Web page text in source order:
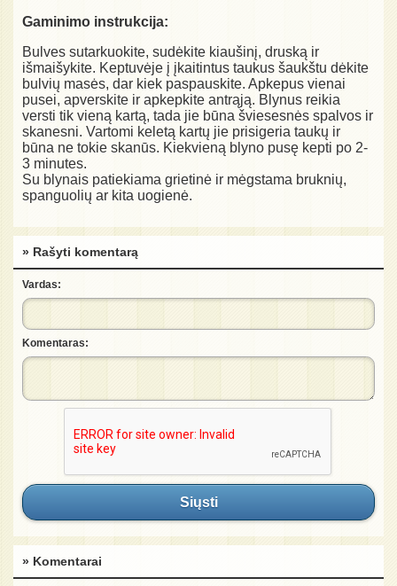
Gaminimo instrukcija:
Bulves sutarkuokite, sudėkite kiaušinį, druską ir
išmaišykite. Keptuvėje į įkaitintus taukus šaukštu dėkite
bulvių masės, dar kiek paspauskite. Apkepus vienai
pusei, apverskite ir apkepkite antrąją. Blynus reikia
versti tik vieną kartą, tada jie būna šviesesnės spalvos ir
skanesni. Vartomi keletą kartų jie prisigeria taukų ir
būna ne tokie skanūs. Kiekvieną blyno pusę kepti po 2-
3 minutes.
Su blynais patiekiama grietinė ir mėgstama bruknių,
spanguolių ar kita uogienė.
» Rašyti komentarą
Vardas:
Komentaras:
Siųsti
» Komentarai